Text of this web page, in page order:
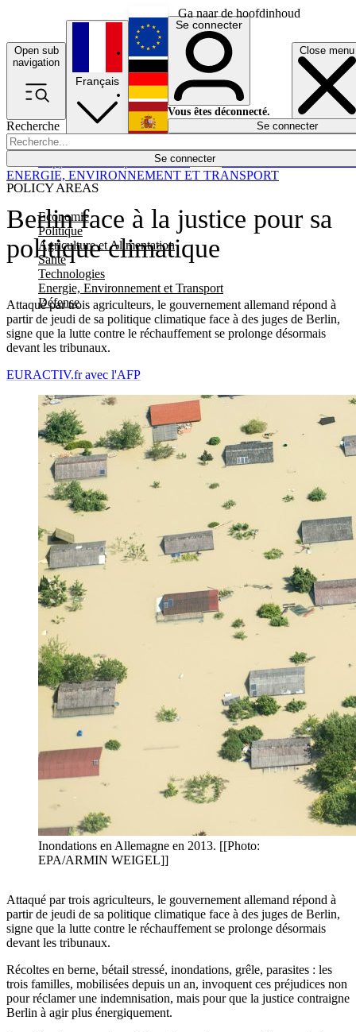
Ga naar de hoofdinhoud
Open sub
navigation
Close menu
Recherche
Se connecter
POLICY AREAS
Economie
Politique
Agriculture et Alimentation
Santé
Technologies
Energie, Environnement et Transport
Défense
Économie
Français
English
Deutsch
Español
Se connecter
Vous êtes déconnecté.
Se connecter
Berlin face à la justice pour sa
politique climatique
Attaqué par trois agriculteurs, le gouvernement allemand répond à
partir de jeudi de sa politique climatique face à des juges de Berlin,
signe que la lutte contre le réchauffement se prolonge désormais
devant les tribunaux.
ENERGIE, ENVIRONNEMENT ET TRANSPORT
EURACTIV.fr avec l'AFP
Inondations en Allemagne en 2013. [[Photo:
EPA/ARMIN WEIGEL]]
Attaqué par trois agriculteurs, le gouvernement allemand répond à
partir de jeudi de sa politique climatique face à des juges de Berlin,
signe que la lutte contre le réchauffement se prolonge désormais
devant les tribunaux.
Récoltes en berne, bétail stressé, inondations, grêle, parasites : les
trois familles, mobilisées depuis un an, invoquent ces préjudices non
pour réclamer une indemnisation, mais pour que la justice contraigne
Berlin à agir plus énergiquement.